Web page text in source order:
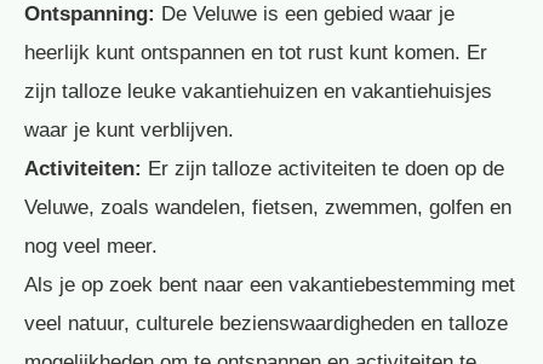
Ontspanning: De Veluwe is een gebied waar je
heerlijk kunt ontspannen en tot rust kunt komen. Er
zijn talloze leuke vakantiehuizen en vakantiehuisjes
waar je kunt verblijven.
Activiteiten: Er zijn talloze activiteiten te doen op de
Veluwe, zoals wandelen, fietsen, zwemmen, golfen en
nog veel meer.
Als je op zoek bent naar een vakantiebestemming met
veel natuur, culturele bezienswaardigheden en talloze